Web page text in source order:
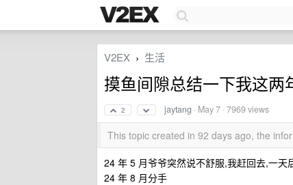
V2EX › 生活
摸鱼间隙总结一下我这两
2 jaytang · May 7 · 7969 views
This topic created in 92 days ago, the
24 年 5 月爷爷突然说不舒服,我赶回去,一天
24 年 8 月分手